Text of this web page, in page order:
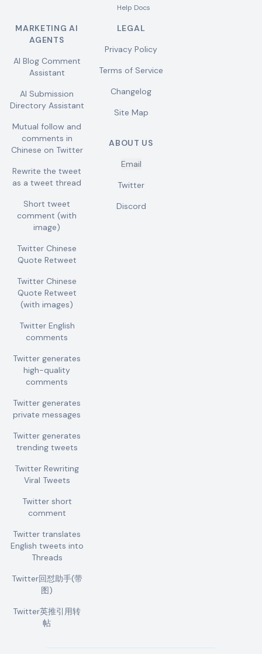
Help Docs
MARKETING AI
AGENTS
AI Blog Comment
Assistant
AI Submission
Directory Assistant
Mutual follow and
comments in
Chinese on Twitter
Rewrite the tweet
as a tweet thread
Short tweet
comment (with
image)
Twitter Chinese
Quote Retweet
Twitter Chinese
Quote Retweet
(with images)
Twitter English
comments
Twitter generates
high-quality
comments
Twitter generates
private messages
Twitter generates
trending tweets
Twitter Rewriting
Viral Tweets
Twitter short
comment
Twitter translates
English tweets into
Threads
Twitter回怼助手(带
图)
Twitter英推引用转
帖
LEGAL
Privacy Policy
Terms of Service
Changelog
Site Map
ABOUT US
Email
Twitter
Discord